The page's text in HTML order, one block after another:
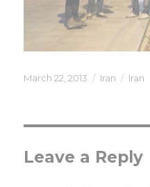
Posted
March 22, 2013 Categories
Iran Tags
Iran
Leave a Reply